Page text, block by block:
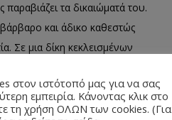
τα δικαιώματά του.
και άδικο καθεστώς
Σε μια δίκη κεκλεισμένων
δύναμης, κανείς
στον ιστότοπό μας για να σας
εμπειρία. Κάνοντας κλικ στο
τη χρήση ΟΛΩΝ των cookies. (Για